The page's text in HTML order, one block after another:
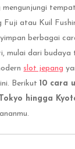
mengunjungi
Fuji atau Kuil
berbagai
mulai dari budaya
slot jepang
Berikut10 cara
hingga